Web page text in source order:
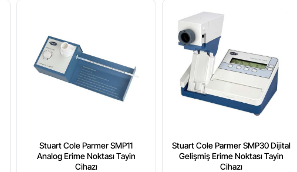
Stuart Cole Parmer SMP11
Analog Erime Noktası Tayin
Cihazı
Stuart Cole Parmer SMP30 Dijital
Gelişmiş Erime Noktası Tayin
Cihazı